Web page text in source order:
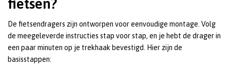
fietsen?
De fietsendragers zijn ontworpen voor eenvoudige montage. Volg
de meegeleverde instructies stap voor stap, en je hebt de drager in
een paar minuten op je trekhaak bevestigd. Hier zijn de
basisstappen: